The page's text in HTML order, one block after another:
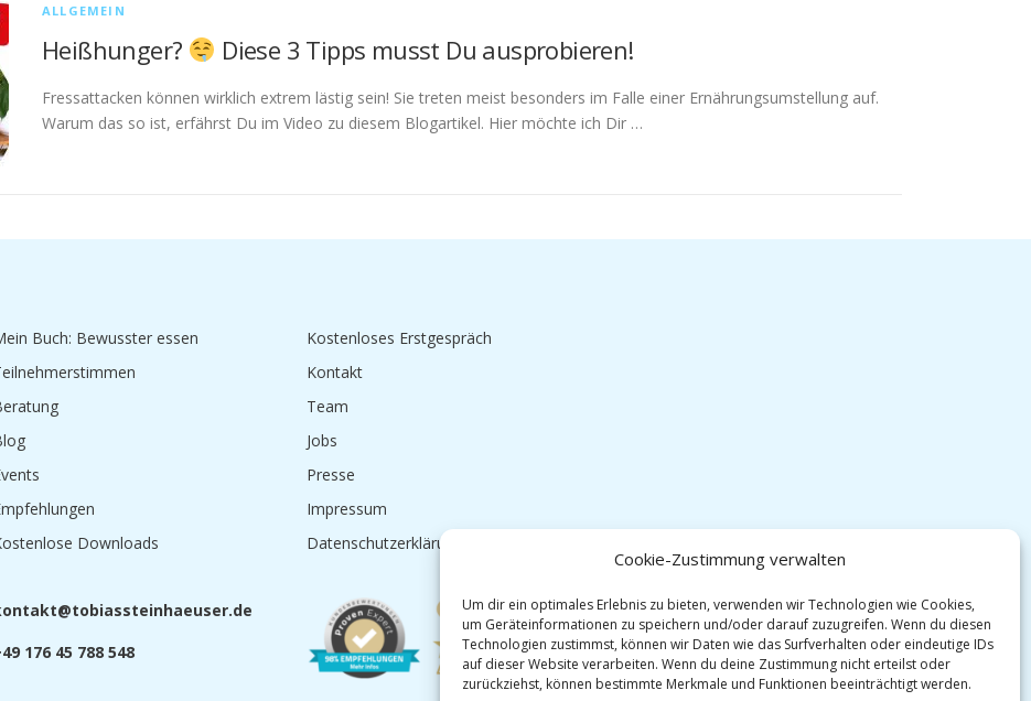
Cookie-Zustimmung verwalten
Um dir ein optimales Erlebnis zu bieten, verwenden wir Technologien wie Cookies,
um Geräteinformationen zu speichern und/oder darauf zuzugreifen. Wenn du diesen
Technologien zustimmst, können wir Daten wie das Surfverhalten oder eindeutige IDs
auf dieser Website verarbeiten. Wenn du deine Zustimmung nicht erteilst oder
zurückziehst, können bestimmte Merkmale und Funktionen beeinträchtigt werden.
ALLGEMEIN
Heißhunger? Diese 3 Tipps musst Du ausprobieren!
Fressattacken können wirklich extrem lästig sein! Sie treten meist besonders im Falle einer Ernährungsumstellung auf.
Warum das so ist, erfährst Du im Video zu diesem Blogartikel. Hier möchte ich Dir …
Buch: Bewusster essen
Downloads
ed.re
sueah
niets
saibo
t@tka
176 45 788 548
Kostenloses Erstgespräch
Kontakt
Team
Jobs
Presse
Impressum
Datenschutzerklärung